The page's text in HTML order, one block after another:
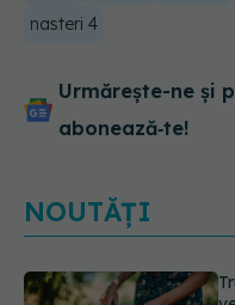
nasteri 4
Urmărește-ne și
abonează‑te!
NOUTĂȚI